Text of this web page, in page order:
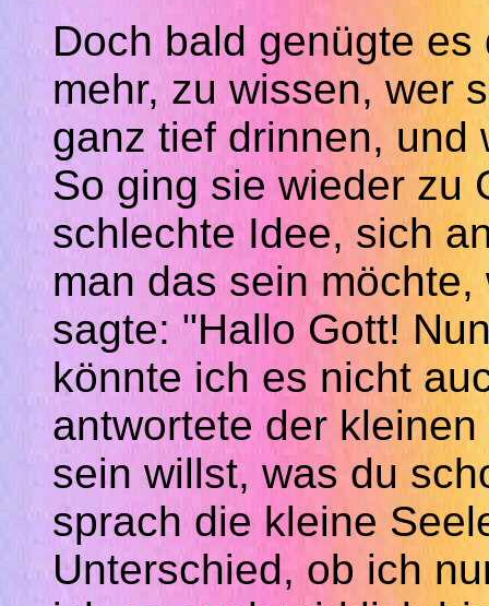
Doch bald genügte
mehr, zu wissen, wer
ganz tief drinnen, und
So ging sie wieder zu
schlechte Idee, sich
man das sein
sagte: "Hallo Gott!
könnte ich es nicht
antwortete der
sein willst, was du
sprach die kleine
Unterschied, ob ich